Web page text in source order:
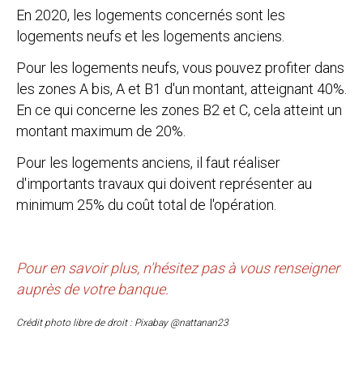
En 2020, les logements concernés sont les
logements neufs et les logements anciens.
Pour les logements neufs, vous pouvez profiter dans
les zones A bis, A et B1 d'un montant, atteignant 40%.
En ce qui concerne les zones B2 et C, cela atteint un
montant maximum de 20%.
Pour les logements anciens, il faut réaliser
d'importants travaux qui doivent représenter au
minimum 25% du coût total de l'opération.
Pour en savoir plus, n'hésitez pas à vous renseigner
auprès de votre banque.
Crédit photo libre de droit : Pixabay @nattanan23